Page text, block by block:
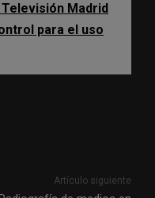
Televisión Madrid
para el uso
Artículo siguiente